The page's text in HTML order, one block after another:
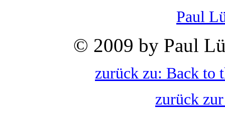
Paul
© 2009 by Paul
zurück zu: Back to
zurück